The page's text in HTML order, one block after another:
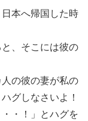
本へ帰国した時
、そこには彼の
の彼の妻が私の
グしなさいよ！
・！」とハグを